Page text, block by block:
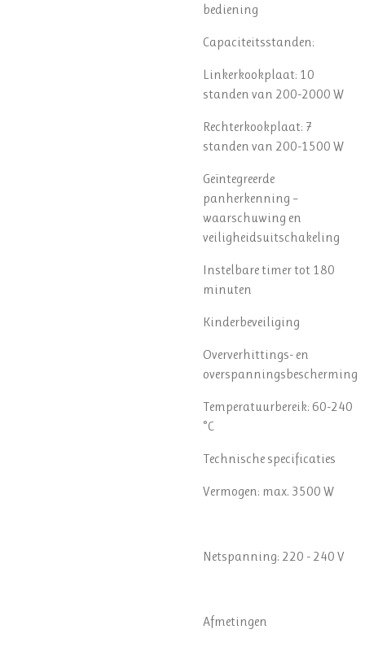
bediening
Capaciteitsstanden:
Linkerkookplaat: 10
standen van 200-2000 W
Rechterkookplaat: 7
standen van 200-1500 W
Geïntegreerde
panherkenning –
waarschuwing en
veiligheidsuitschakeling
Instelbare timer tot 180
minuten
Kinderbeveiliging
Oververhittings- en
overspanningsbescherming
Temperatuurbereik: 60-240
°C
Technische specificaties
Vermogen: max. 3500 W
Netspanning: 220 - 240 V
Afmetingen